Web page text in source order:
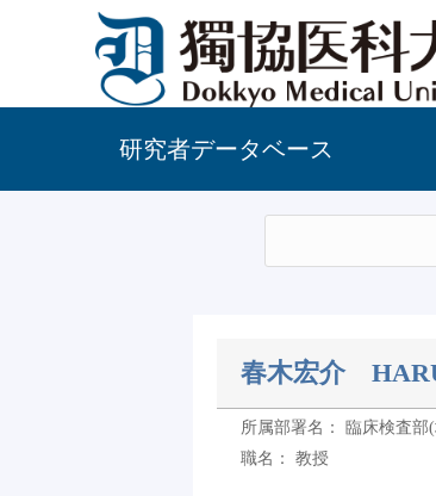
研究者データベース
春木宏介
所属部署名： 臨床検査部
職名： 教授